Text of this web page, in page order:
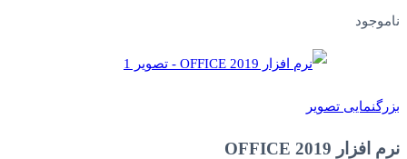
ناموجود
بزرگنمایی تصویر
نرم افزار OFFICE 2019